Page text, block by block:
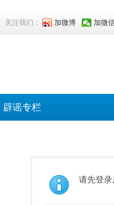
关注我们： 加微博 加微
辟谣专栏
请先登